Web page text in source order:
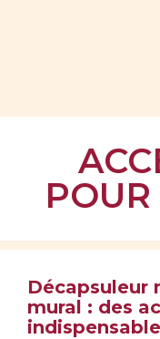
Décapsuleur
mural : des